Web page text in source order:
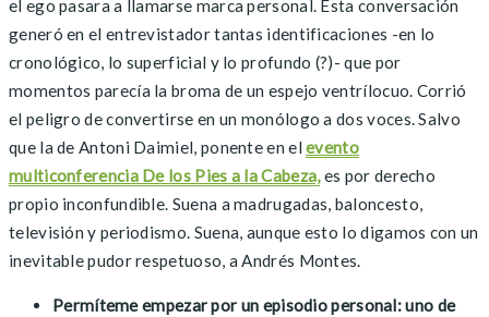
el ego pasara a llamarse marca personal. Esta conversación
generó en el entrevistador tantas identificaciones -en lo
cronológico, lo superficial y lo profundo (?)- que por
momentos parecía la broma de un espejo ventrílocuo. Corrió
el peligro de convertirse en un monólogo a dos voces. Salvo
que la de Antoni Daimiel, ponente en elevento
multiconferencia De los Pies a la Cabeza,es por derecho
propio inconfundible. Suena a madrugadas, baloncesto,
televisión y periodismo. Suena, aunque esto lo digamos con un
inevitable pudor respetuoso, a Andrés Montes.
Permíteme empezar por un episodio personal: uno de